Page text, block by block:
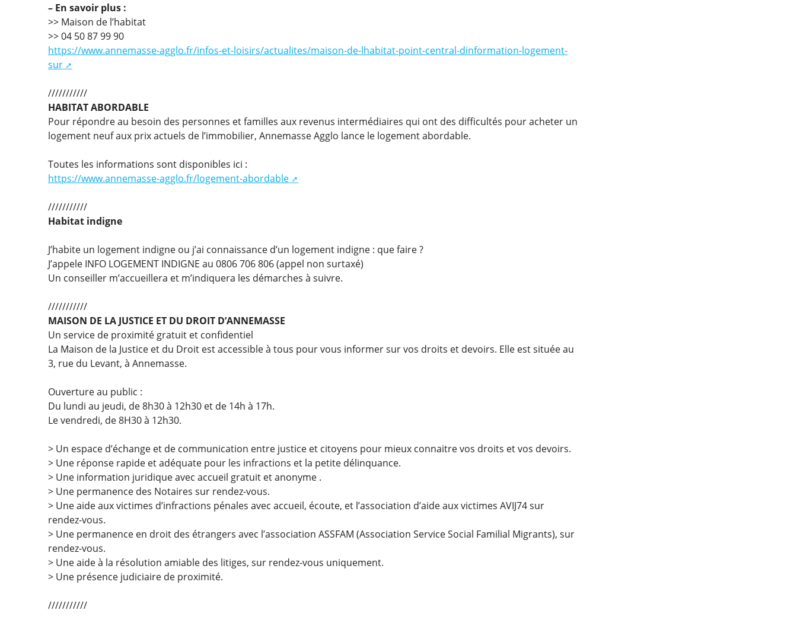
– En savoir plus :
>> Maison de l’habitat
>> 04 50 87 99 90
https://www.annemasse-agglo.fr/infos-et-loisirs/actualites/maison-de-lhabitat-point-central-dinformation-logement-
sur
///////////
HABITAT ABORDABLE
Pour répondre au besoin des personnes et familles aux revenus intermédiaires qui ont des difficultés pour acheter un
logement neuf aux prix actuels de l’immobilier, Annemasse Agglo lance le logement abordable.
Toutes les informations sont disponibles ici :
https://www.annemasse-agglo.fr/logement-abordable
///////////
Habitat indigne
J’habite un logement indigne ou j’ai connaissance d’un logement indigne : que faire ?
J’appele INFO LOGEMENT INDIGNE au 0806 706 806 (appel non surtaxé)
Un conseiller m’accueillera et m’indiquera les démarches à suivre.
///////////
MAISON DE LA JUSTICE ET DU DROIT D’ANNEMASSE
Un service de proximité gratuit et confidentiel
La Maison de la Justice et du Droit est accessible à tous pour vous informer sur vos droits et devoirs. Elle est située au
3, rue du Levant, à Annemasse.
Ouverture au public :
Du lundi au jeudi, de 8h30 à 12h30 et de 14h à 17h.
Le vendredi, de 8H30 à 12h30.
> Un espace d’échange et de communication entre justice et citoyens pour mieux connaitre vos droits et vos devoirs.
> Une réponse rapide et adéquate pour les infractions et la petite délinquance.
> Une information juridique avec accueil gratuit et anonyme .
> Une permanence des Notaires sur rendez-vous.
> Une aide aux victimes d’infractions pénales avec accueil, écoute, et l’association d’aide aux victimes AVIJ74 sur
rendez-vous.
> Une permanence en droit des étrangers avec l’association ASSFAM (Association Service Social Familial Migrants), sur
rendez-vous.
> Une aide à la résolution amiable des litiges, sur rendez-vous uniquement.
> Une présence judiciaire de proximité.
///////////